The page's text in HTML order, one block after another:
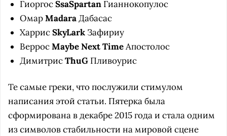
ГиоргосSsaSpartan Гианнокопулос
ОмарMadaraДабасас
ХаррисSkyLark Зафириу
ВерросMaybe Next TimeАпостолос
ДимитрисThuG Пливоурис
Те самые греки, что послужили стимулом
написания этой статьи. Пятерка была
сформирована в декабре 2015 года и стала одним
из символов стабильности на мировой сцене